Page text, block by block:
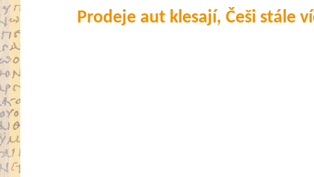
Prodeje aut klesají, Češi stále